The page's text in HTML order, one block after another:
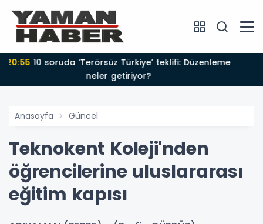
20:21Özgür Özel: ‘Siyasi yaklaşımımız değişmedi,
yöntem yanlış’
Anasayfa Güncel
Teknokent Koleji'nden
öğrencilerine uluslararası
eğitim kapısı